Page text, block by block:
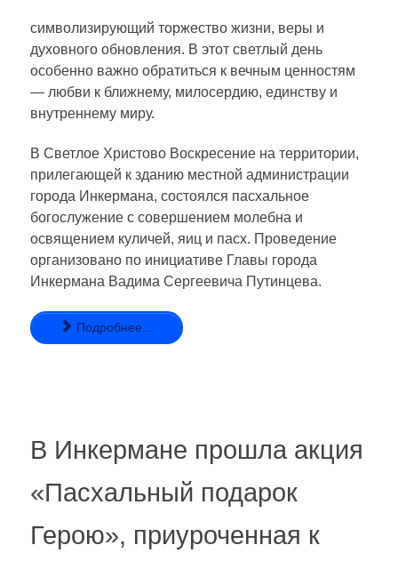
символизирующий торжество жизни, веры и
духовного обновления. В этот светлый день
особенно важно обратиться к вечным ценностям
— любви к ближнему, милосердию, единству и
внутреннему миру.
В Светлое Христово Воскресение на территории,
прилегающей к зданию местной администрации
города Инкермана, состоялся пасхальное
богослужение с совершением молебна и
освящением куличей, яиц и пасх. Проведение
организовано по инициативе Главы города
Инкермана Вадима Сергеевича Путинцева.
Подробнее...
В Инкермане прошла акция
«Пасхальный подарок
Герою», приуроченная к